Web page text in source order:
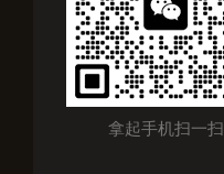
拿起手机扫一扫